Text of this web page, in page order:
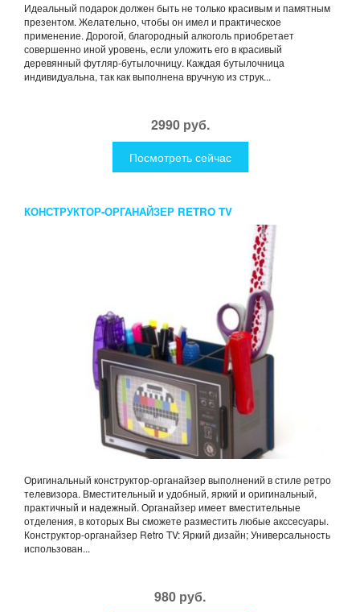
Идеальный подарок должен быть не только красивым и памятным
презентом. Желательно, чтобы он имел и практическое
применение. Дорогой, благородный алкоголь приобретает
совершенно иной уровень, если уложить его в красивый
деревянный футляр-бутылочницу. Каждая бутылочница
индивидуальна, так как выполнена вручную из струк...
2990 руб.
Посмотреть сейчас
КОНСТРУКТОР-ОРГАНАЙЗЕР RETRO TV
Оригинальный конструктор-органайзер выполнений в стиле ретро
телевизора. Вместительный и удобный, яркий и оригинальный,
практичный и надежный. Органайзер имеет вместительные
отделения, в которых Вы сможете разместить любые акссесуары.
Конструктор-органайзер Retro TV: Яркий дизайн; Универсальность
использован...
980 руб.